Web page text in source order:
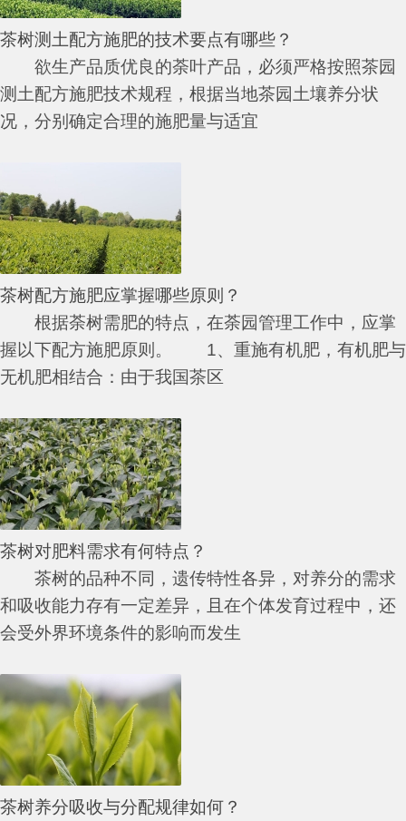
茶树测土配方施肥的技术要点有哪些？
欲生产品质优良的荼叶产品，必须严格按照茶园
测土配方施肥技术规程，根据当地茶园土壤养分状
况，分别确定合理的施肥量与适宜
茶树配方施肥应掌握哪些原则？
根据荼树需肥的特点，在荼园管理工作中，应掌
握以下配方施肥原则。 1、重施有机肥，有机肥与
无机肥相结合：由于我国茶区
茶树对肥料需求有何特点？
茶树的品种不同，遗传特性各异，对养分的需求
和吸收能力存有一定差异，且在个体发育过程中，还
会受外界环境条件的影响而发生
茶树养分吸收与分配规律如何？